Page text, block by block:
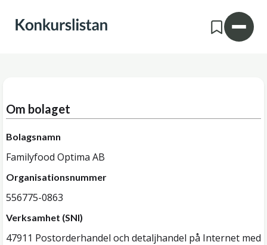
Om bolaget
Bolagsnamn
Familyfood Optima AB
Organisationsnummer
556775-0863
Verksamhet (SNI)
47911 Postorderhandel och detaljhandel på Internet med